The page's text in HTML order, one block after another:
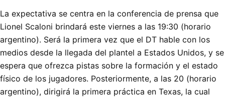
La expectativa se centra en la conferencia de prensa que
Lionel Scaloni brindará este viernes a las 19:30 (horario
argentino). Será la primera vez que el DT hable con los
medios desde la llegada del plantel a Estados Unidos, y se
espera que ofrezca pistas sobre la formación y el estado
físico de los jugadores. Posteriormente, a las 20 (horario
argentino), dirigirá la primera práctica en Texas, la cual